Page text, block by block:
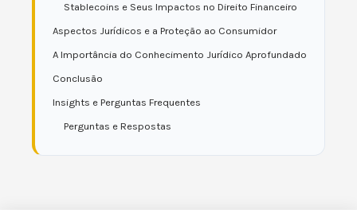
Stablecoins e Seus Impactos no Direito Financeiro
Aspectos Jurídicos e a Proteção ao Consumidor
A Importância do Conhecimento Jurídico Aprofundado
Conclusão
Insights e Perguntas Frequentes
Perguntas e Respostas